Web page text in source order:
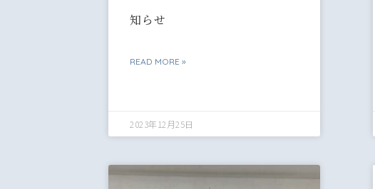
知らせ
READ MORE »
2023年12月25日